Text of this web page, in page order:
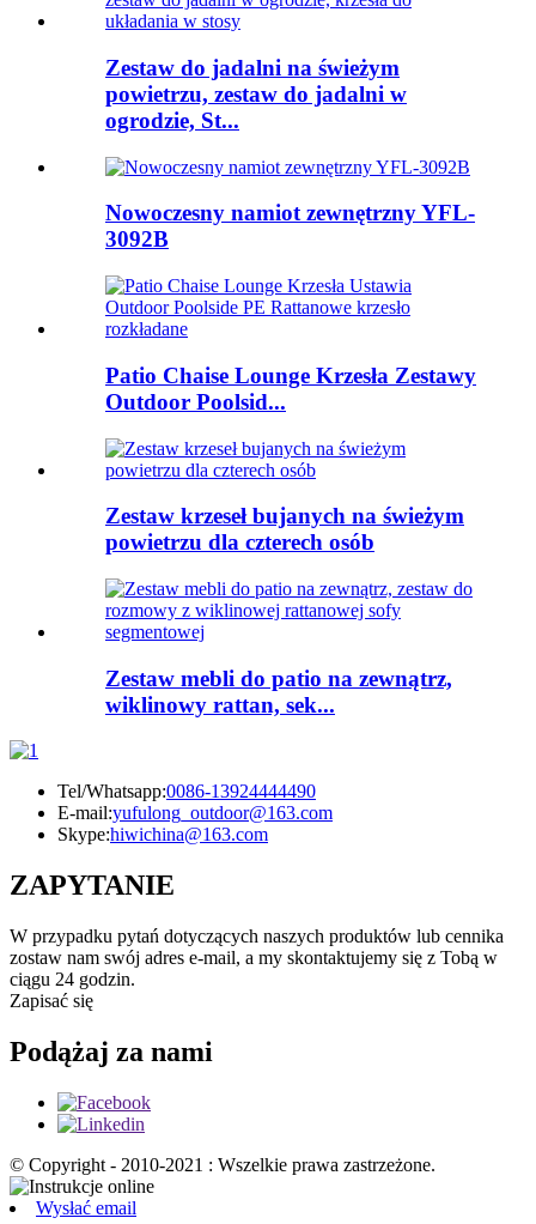
Zestaw do jadalni na świeżym
powietrzu, zestaw do jadalni w
ogrodzie, St...
Nowoczesny namiot zewnętrzny YFL-
3092B
Patio Chaise Lounge Krzesła Zestawy
Outdoor Poolsid...
Zestaw krzeseł bujanych na świeżym
powietrzu dla czterech osób
Zestaw mebli do patio na zewnątrz,
wiklinowy rattan, sek...
Tel/Whatsapp:0086-13924444490
E-mail:yufulong_outdoor@163.com
Skype:hiwichina@163.com
ZAPYTANIE
W przypadku pytań dotyczących naszych produktów lub cennika
zostaw nam swój adres e-mail, a my skontaktujemy się z Tobą w
ciągu 24 godzin.
Zapisać się
Podążaj za nami
© Copyright - 2010-2021 : Wszelkie prawa zastrzeżone.
Wysłać email